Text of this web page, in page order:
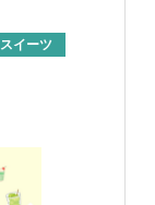
スイーツ